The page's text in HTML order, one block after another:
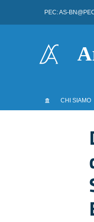
Vai al menu di
PEC: AS-
CHI SIAMO